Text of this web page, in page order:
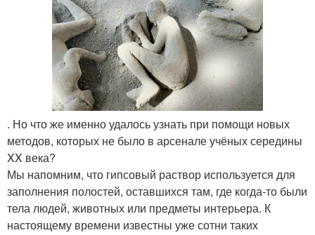
. Но что же именно удалось узнать при помощи новых
методов, которых не было в арсенале учёных середины
XX века?
Мы напомним, что гипсовый раствор используется для
заполнения полостей, оставшихся там, где когда-то были
тела людей, животных или предметы интерьера. К
настоящему времени известны уже сотни таких